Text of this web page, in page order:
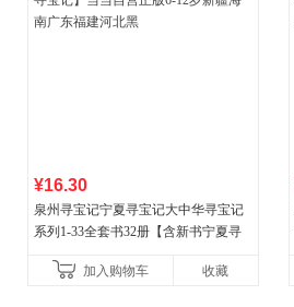
¥16.30
泉州寻宝记宁夏寻宝记大中华寻宝记
系列1-33全套书32册【含新书宁夏寻
广东福建河北黑
加入购物车 收藏